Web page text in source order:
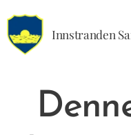
Innstranden